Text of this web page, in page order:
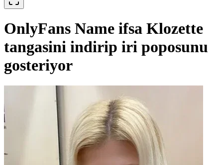
OnlyFans Name ifsa Klozette
tangasini indirip iri poposunu
gosteriyor